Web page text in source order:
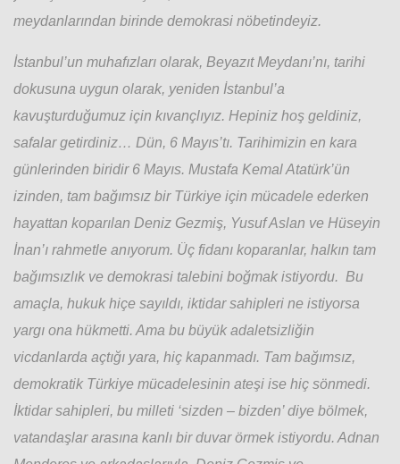
meydanlarından birinde demokrasi nöbetindeyiz.
İstanbul’un muhafızları olarak, Beyazıt Meydanı’nı, tarihi
dokusuna uygun olarak, yeniden İstanbul’a
kavuşturduğumuz için kıvançlıyız. Hepiniz hoş geldiniz,
safalar getirdiniz… Dün, 6 Mayıs’tı. Tarihimizin en kara
günlerinden biridir 6 Mayıs. Mustafa Kemal Atatürk’ün
izinden, tam bağımsız bir Türkiye için mücadele ederken
hayattan koparılan Deniz Gezmiş, Yusuf Aslan ve Hüseyin
İnan’ı rahmetle anıyorum. Üç fidanı koparanlar, halkın tam
bağımsızlık ve demokrasi talebini boğmak istiyordu. Bu
amaçla, hukuk hiçe sayıldı, iktidar sahipleri ne istiyorsa
yargı ona hükmetti. Ama bu büyük adaletsizliğin
vicdanlarda açtığı yara, hiç kapanmadı. Tam bağımsız,
demokratik Türkiye mücadelesinin ateşi ise hiç sönmedi.
İktidar sahipleri, bu milleti ‘sizden – bizden’ diye bölmek,
vatandaşlar arasına kanlı bir duvar örmek istiyordu. Adnan